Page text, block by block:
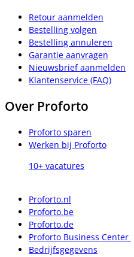
Retour aanmelden
Bestelling volgen
Bestelling annuleren
Garantie aanvragen
Nieuwsbrief aanmelden
Klantenservice (FAQ)
Over Proforto
Proforto sparen
Werken bij Proforto
10+ vacatures
Proforto.nl
Proforto.be
Proforto.de
Proforto Business Center
Bedrijfsgegevens